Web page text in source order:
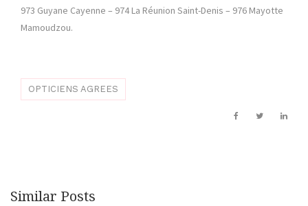
973 Guyane Cayenne – 974 La Réunion Saint-Denis – 976 Mayotte
Mamoudzou.
OPTICIENS AGREES
Similar Posts